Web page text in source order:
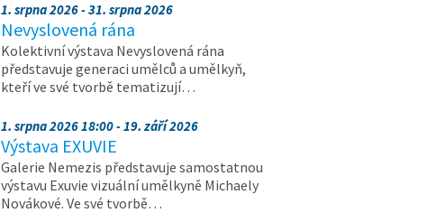
1. srpna 2026 - 31. srpna 2026
Nevyslovená rána
Kolektivní výstava Nevyslovená rána
představuje generaci umělců a umělkyň,
kteří ve své tvorbě tematizují…
1. srpna 2026 18:00 - 19. září 2026
Výstava EXUVIE
Galerie Nemezis představuje samostatnou
výstavu Exuvie vizuální umělkyně Michaely
Novákové. Ve své tvorbě…